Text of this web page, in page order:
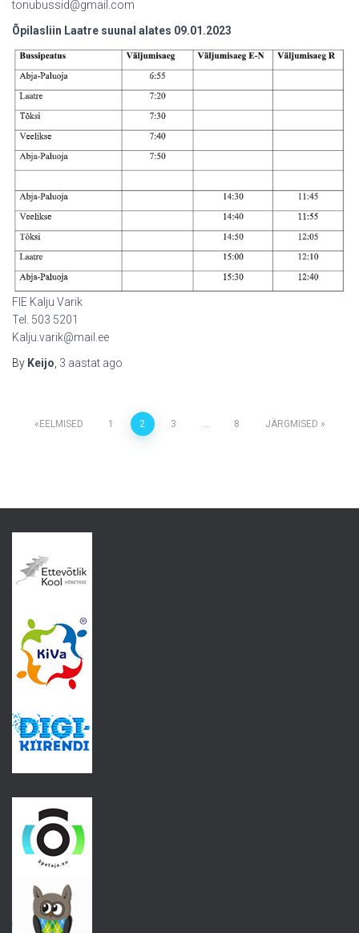
tonubussid@gmail.com
Õpilasliin Laatre suunal alates 09.01.2023
FIE Kalju Varik
Tel. 503 5201
Kalju.varik@mail.ee
By Keijo, 3 aastat ago
Postituste
EELMISED 1 2 3 … 8 JÄRGMISED